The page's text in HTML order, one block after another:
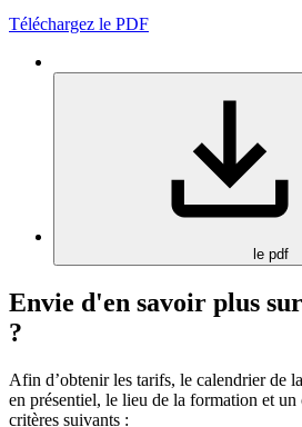
Téléchargez le PDF
le pdf
Envie d'en savoir plus
?
Afin d’obtenir les tarifs, le calendrier de
en présentiel, le lieu de la formation et un
critères suivants :